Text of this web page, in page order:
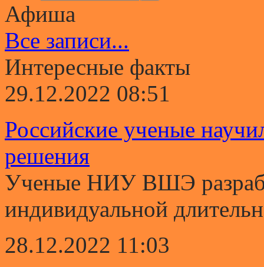
Афиша
Все записи...
Интересные факты
29.12.2022 08:51
Российские ученые
решения
Ученые НИУ ВШЭ
индивидуальной
28.12.2022 11:03